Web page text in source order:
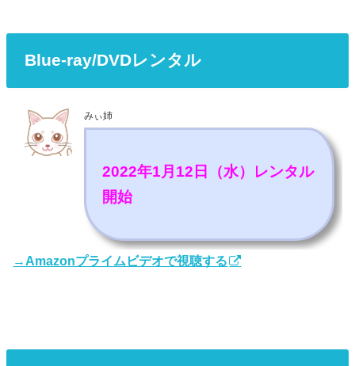
Blue-ray/DVDレンタル
みぃ姉
2022年1月12日（水）レンタル
開始
→Amazonプライムビデオで視聴する